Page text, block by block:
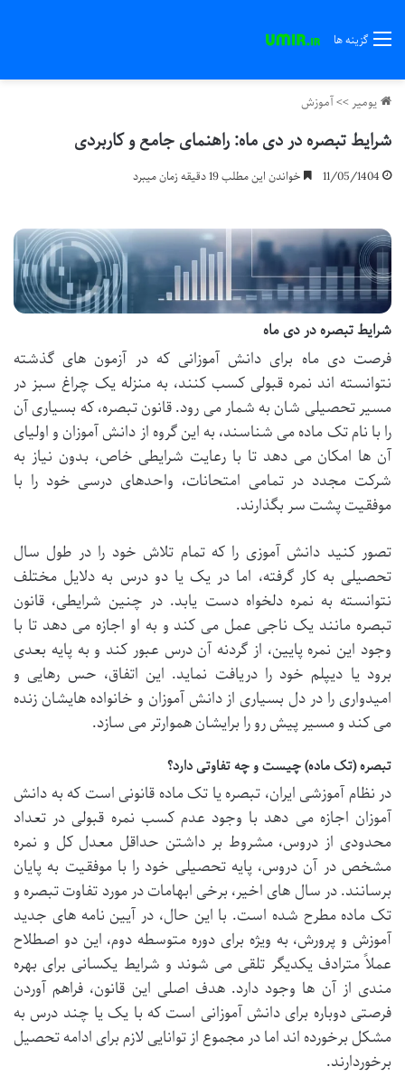
گزینه ها
یومیر>>آموزش
شرایط تبصره در دی ماه: راهنمای جامع و کاربردی
11/05/1404 خواندن این مطلب 19 دقیقه زمان میبرد
شرایط تبصره در دی ماه
فرصت دی ماه برای دانش آموزانی که در آزمون های گذشته
نتوانسته اند نمره قبولی کسب کنند، به منزله یک چراغ سبز در
مسیر تحصیلی شان به شمار می رود. قانون تبصره، که بسیاری آن
را با نام تک ماده می شناسند، به این گروه از دانش آموزان و اولیای
آن ها امکان می دهد تا با رعایت شرایطی خاص، بدون نیاز به
شرکت مجدد در تمامی امتحانات، واحدهای درسی خود را با
موفقیت پشت سر بگذارند.
تصور کنید دانش آموزی را که تمام تلاش خود را در طول سال
تحصیلی به کار گرفته، اما در یک یا دو درس به دلایل مختلف
نتوانسته به نمره دلخواه دست یابد. در چنین شرایطی، قانون
تبصره مانند یک ناجی عمل می کند و به او اجازه می دهد تا با
وجود این نمره پایین، از گردنه آن درس عبور کند و به پایه بعدی
برود یا دیپلم خود را دریافت نماید. این اتفاق، حس رهایی و
امیدواری را در دل بسیاری از دانش آموزان و خانواده هایشان زنده
می کند و مسیر پیش رو را برایشان هموارتر می سازد.
تبصره (تک ماده) چیست و چه تفاوتی دارد؟
در نظام آموزشی ایران، تبصره یا تک ماده قانونی است که به دانش
آموزان اجازه می دهد با وجود عدم کسب نمره قبولی در تعداد
محدودی از دروس، مشروط بر داشتن حداقل معدل کل و نمره
مشخص در آن دروس، پایه تحصیلی خود را با موفقیت به پایان
برسانند. در سال های اخیر، برخی ابهامات در مورد تفاوت تبصره و
تک ماده مطرح شده است. با این حال، در آیین نامه های جدید
آموزش و پرورش، به ویژه برای دوره متوسطه دوم، این دو اصطلاح
عملاً مترادف یکدیگر تلقی می شوند و شرایط یکسانی برای بهره
مندی از آن ها وجود دارد. هدف اصلی این قانون، فراهم آوردن
فرصتی دوباره برای دانش آموزانی است که با یک یا چند درس به
مشکل برخورده اند اما در مجموع از توانایی لازم برای ادامه تحصیل
برخوردارند.